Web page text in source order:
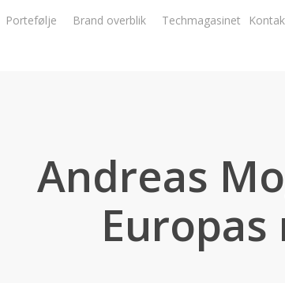
Portefølje Brand overblik Techmagasinet
Andreas